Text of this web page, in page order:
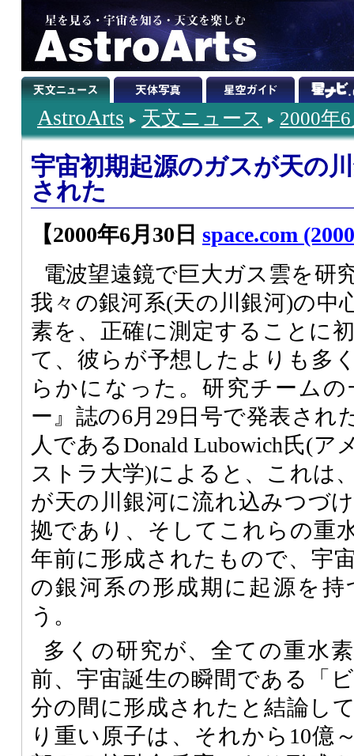
AstroArts 天文ニュース 2000年
宇宙初期起源のガスが天の
された
【2000年6月30日 space.com
電波望遠鏡で巨大ガス雲を研
我々の銀河系(天の川銀河)の中
素を、正確に測定することに
て、彼らが予想したよりも多
らかになった。研究チーム
ー』誌の6月29日号で発表され
人であるDonald Lubowich氏(ア
ストラ大学)によると、これは
が天の川銀河に流れ込みつづ
拠であり、そしてこれらの重
年前に形成されたもので、宇
の銀河系の形成期に起源を
う。
多くの研究が、全ての重水
前、宇宙誕生の瞬間である「
分の間に形成されたと結論し
り重い原子は、それから10億